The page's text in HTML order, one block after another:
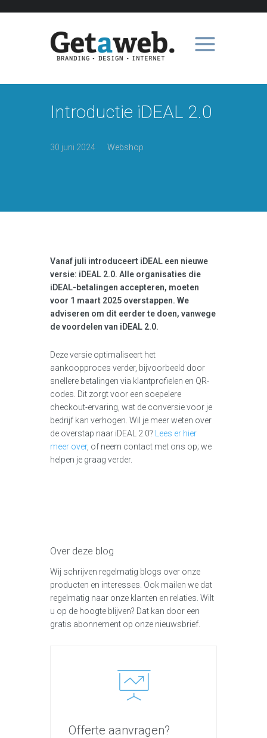
Introductie iDEAL 2.0
30 juni 2024 Webshop
Vanaf juli introduceert iDEAL een nieuwe
versie: iDEAL 2.0. Alle organisaties die
iDEAL-betalingen accepteren, moeten
voor 1 maart 2025 overstappen. We
adviseren om dit eerder te doen, vanwege
de voordelen van iDEAL 2.0.
Deze versie optimaliseert het
aankoopproces verder, bijvoorbeeld door
snellere betalingen via klantprofielen en QR-
codes. Dit zorgt voor een soepelere
checkout-ervaring, wat de conversie voor je
bedrijf kan verhogen. Wil je meer weten over
de overstap naar iDEAL 2.0?
Lees er hier
meer over, of neem contact met ons op; we
helpen je graag verder.
Over deze blog
Wij schrijven regelmatig blogs over onze
producten en interesses. Ook mailen we dat
regelmatig naar onze klanten en relaties. Wilt
u op de hoogte blijven? Dat kan door een
gratis abonnement op onze nieuwsbrief.
Offerte aanvragen?